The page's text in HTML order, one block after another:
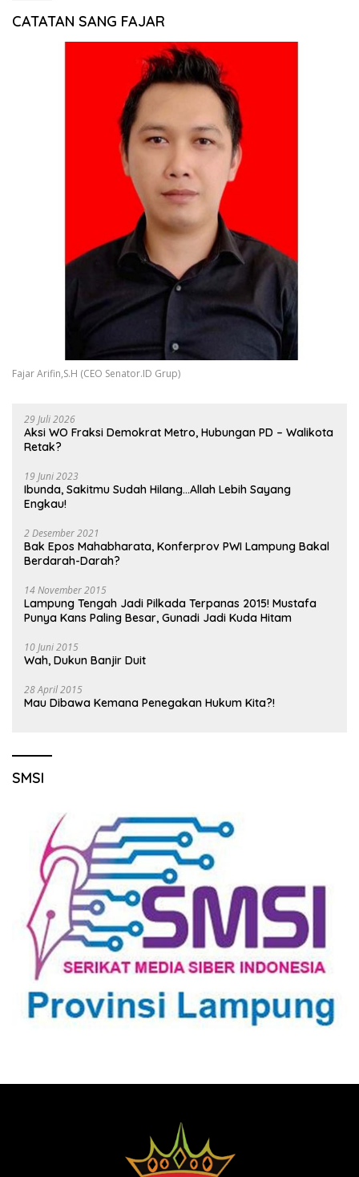
CATATAN SANG FAJAR
Fajar Arifin,S.H (CEO Senator.ID Grup)
29 Juli 2026
Aksi WO Fraksi Demokrat Metro, Hubungan PD – Walikota
Retak?
19 Juni 2023
Ibunda, Sakitmu Sudah Hilang…Allah Lebih Sayang
Engkau!
2 Desember 2021
Bak Epos Mahabharata, Konferprov PWI Lampung Bakal
Berdarah-Darah?
14 November 2015
Lampung Tengah Jadi Pilkada Terpanas 2015! Mustafa
Punya Kans Paling Besar, Gunadi Jadi Kuda Hitam
10 Juni 2015
Wah, Dukun Banjir Duit
28 April 2015
Mau Dibawa Kemana Penegakan Hukum Kita?!
SMSI